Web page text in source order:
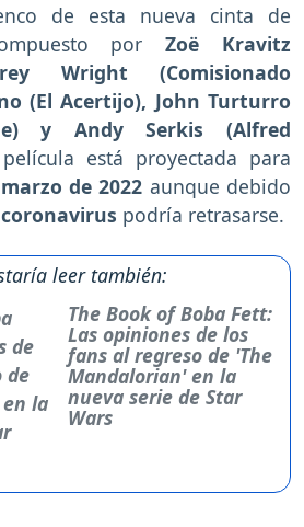
de esta nueva cinta de
porZoë Kravitz
Wright (Comisionado
(El Acertijo), John Turturro
y Andy Serkis (Alfred
está proyectada para
marzo de 2022 aunque debido
podría retrasarse.
leer también:
The Book of Boba Fett:
Las opiniones de los
fans al regreso de 'The
Mandalorian' en la
nueva serie de Star
Wars